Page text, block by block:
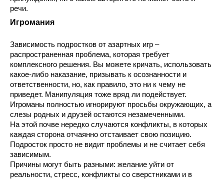
речи.
Игромания
Зависимость подростков от азартных игр –
распространенная проблема, которая требует
комплексного решения. Вы можете кричать, использовать
какое-либо наказание, призывать к осознанности и
ответственности, но, как правило, это ни к чему не
приведет. Манипуляция тоже вряд ли подействует.
Игроманы полностью игнорируют просьбы окружающих, а
слезы родных и друзей остаются незамеченными.
На этой почве нередко случаются конфликты, в которых
каждая сторона отчаянно отстаивает свою позицию.
Подросток просто не видит проблемы и не считает себя
зависимым.
Причины могут быть разными: желание уйти от
реальности, стресс, конфликты со сверстниками и в